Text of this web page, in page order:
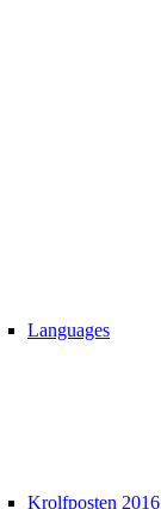
Languages
Krolfposten 2016